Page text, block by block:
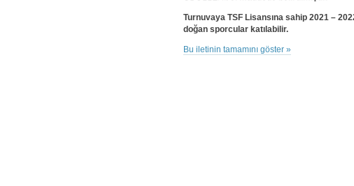
Turnuvaya TSF Lisansına sahip 2021 –
doğan sporcular katılabilir.
Bu iletinin tamamını göster »